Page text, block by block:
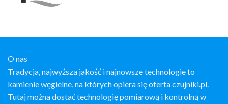
O nas
Tradycja, najwyższa jakość i najnowsze technologie to
kamienie węgielne, na których opiera się oferta czujniki.pl.
Tutaj można dostać technologię pomiarową i kontrolną w